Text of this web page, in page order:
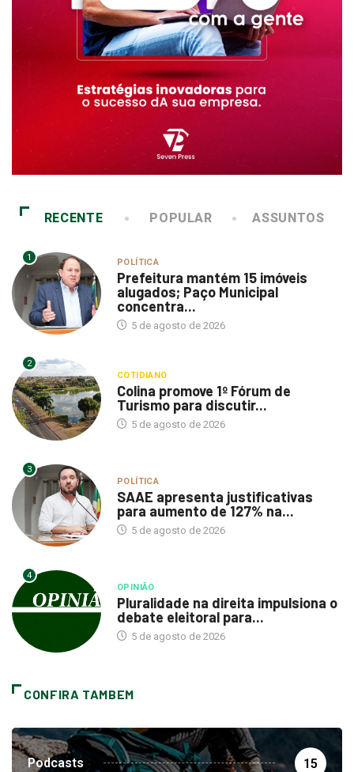
RECENTE POPULAR ASSUNTOS
1 POLÍTICA
Prefeitura mantém 15 imóveis
alugados; Paço Municipal
concentra...
5 de agosto de 2026
2
COTIDIANO
Colina promove 1º Fórum de
Turismo para discutir...
5 de agosto de 2026
3
POLÍTICA
SAAE apresenta justificativas
para aumento de 127% na...
5 de agosto de 2026
4
OPINIÃO
Pluralidade na direita impulsiona o
debate eleitoral para...
5 de agosto de 2026
CONFIRA TAMBEM
Podcasts 15